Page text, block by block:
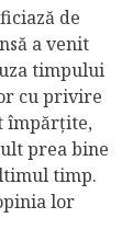
de
a venit
timpului
cu privire
împărțite,
prea bine
timp.
lor